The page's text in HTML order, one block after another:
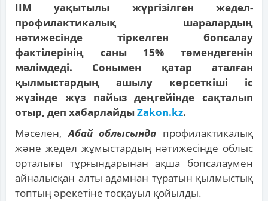
ІІМ уақытылы жүргізілген жедел-
профилактикалық шаралардың
нәтижесінде тіркелген бопсалау
фактілерінің саны 15% төмендегенін
мәлімдеді. Сонымен қатар аталған
қылмыстардың ашылу көрсеткіші іс
жүзінде жүз пайыз деңгейінде сақталып
отыр, деп хабарлайдыZakon.kz.
Мәселен,Абай облысында профилактикалық
және жедел жұмыстардың нәтижесінде облыс
орталығы тұрғындарынан ақша бопсалаумен
айналысқан алты адамнан тұратын қылмыстық
топтың әрекетіне тосқауыл қойылды.